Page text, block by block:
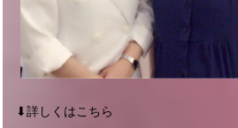
⬇︎詳しくはこちら